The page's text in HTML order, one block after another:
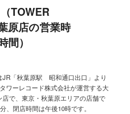
TOWER
原店の営業時
間）
JR「秋葉原駅 昭和通口出口」より
ワーレコード株式会社が運営する大
で、東京・秋葉原エリアの店舗で
、閉店時間は午後10時です。